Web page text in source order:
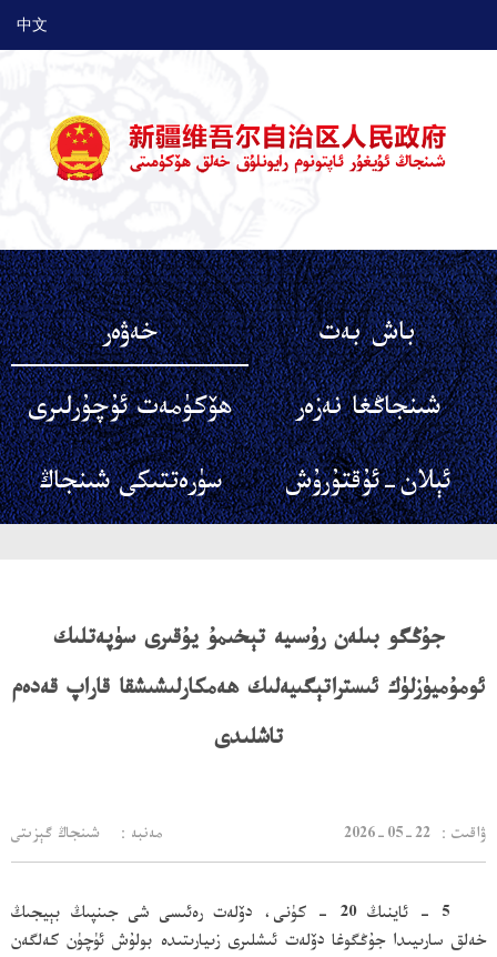
中文
باش بەت
خەۋەر
شىنجاڭغا نەزەر
ھۆكۈمەت ئۇچۇرلىرى
ئېلان-ئۇقتۇرۇش
سۈرەتتىكى شىنجاڭ
جۇڭگو بىلەن رۇسىيە تېخىمۇ يۇقىرى سۈپەتلىك
ئومۇميۈزلۈك ئىستراتېگىيەلىك ھەمكارلىشىشقا قاراپ قەدەم
تاشلىدى
2026-05-22 ：ۋاقىت مەنبە： شىنجاڭ گېزىتى
5 - ئاينىڭ 20 - كۈنى، دۆلەت رەئىسى شى جىنپىڭ بېيجىڭ
خەلق سارىيىدا جۇڭگوغا دۆلەت ئىشلىرى زىيارىتىدە بولۇش ئۈچۈن كەلگەن